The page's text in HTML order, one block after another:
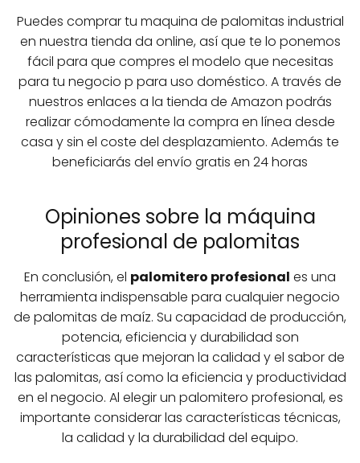
Puedes comprar tu maquina de palomitas industrial
en nuestra tienda da online, así que te lo ponemos
fácil para que compres el modelo que necesitas
para tu negocio p para uso doméstico. A través de
nuestros enlaces a la tienda de Amazon podrás
realizar cómodamente la compra en línea desde
casa y sin el coste del desplazamiento. Además te
beneficiarás del envío gratis en 24 horas
Opiniones sobre la máquina
profesional de palomitas
En conclusión, el palomitero profesional es una
herramienta indispensable para cualquier negocio
de palomitas de maíz. Su capacidad de producción,
potencia, eficiencia y durabilidad son
características que mejoran la calidad y el sabor de
las palomitas, así como la eficiencia y productividad
en el negocio. Al elegir un palomitero profesional, es
importante considerar las características técnicas,
la calidad y la durabilidad del equipo.